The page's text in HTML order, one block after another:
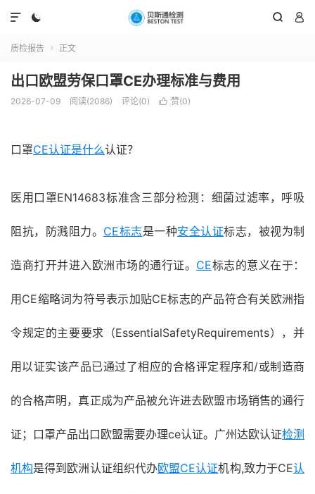
  

质检报告  正文
出口欧盟劳保口罩CE办理标准与费用
2026-07-09 阅读(2086) 评论(0)  赞(0)
口罩CE认证是什么认证？
医用口罩EN14683标准含三部分检测：细菌过滤率，呼吸
阻抗，防溅阻力。 CE标志是一种安全认证标志，被视为制
造商打开并进入欧洲市场的通行证。 CE标志的意义在于：
用CE缩略词为符号表示加贴CE标志的产品符合有关欧洲指
令规定的主要要求（EssentialSafetyRequirements），并
用以证实该产品已通过了相应的合格评定程序和/或制造商
的合格声明，真正成为产品被允许进去欧盟市场销售的通行
证；口罩产品出口欧盟需要办理ce认证。广州达欧认证检测
机构是得到欧洲认证组织代办欧盟CE认证机构,致力于CE认